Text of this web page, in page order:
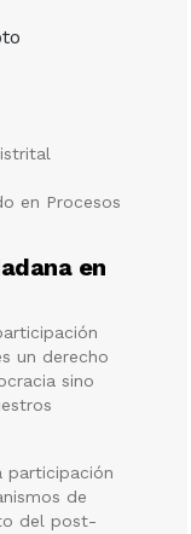
en Procesos
en
un derecho
sino
participación
de
del post-